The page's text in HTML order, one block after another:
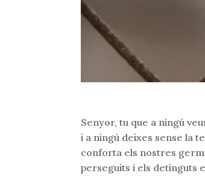
Senyor, tu que a ningú
i a ningú deixes sense la
conforta els nostres
perseguits i els detinguts